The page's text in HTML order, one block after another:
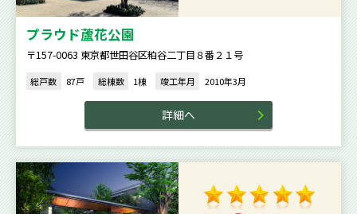
プラウド蘆花公園
〒157-0063 東京都世田谷区粕谷二丁目８番２１号
総戸数 87戸 総棟数 1棟 竣工年月 2010年3月
詳細へ